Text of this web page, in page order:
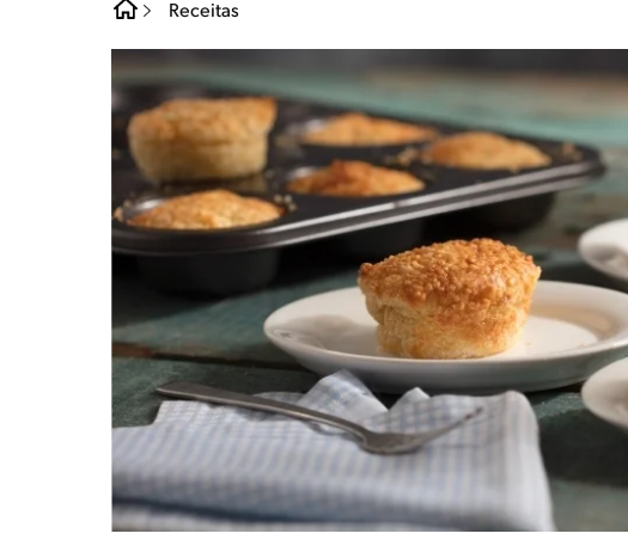
Receitas